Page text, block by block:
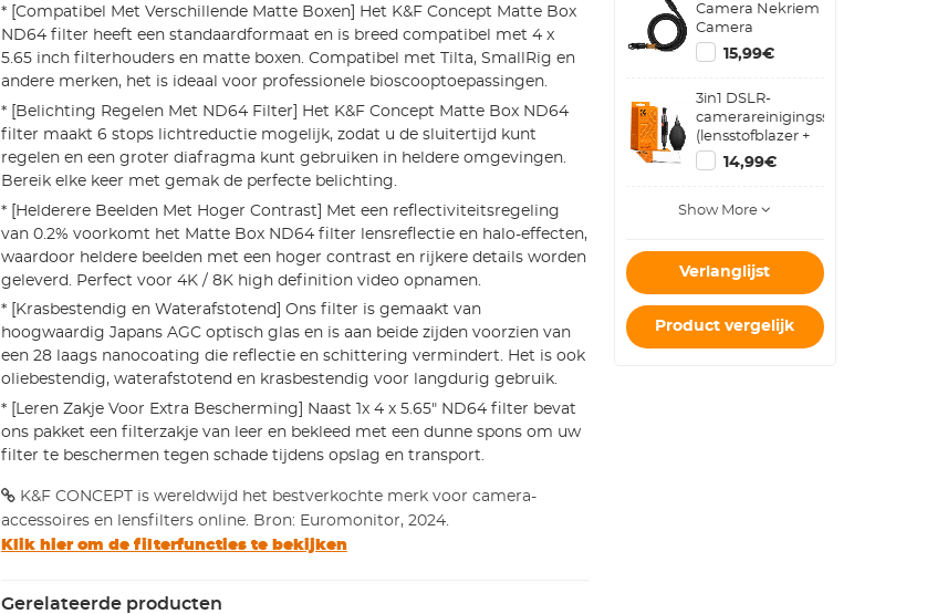
* [Compatibel Met Verschillende Matte Boxen] Het K&F Concept Matte Box
ND64 filter heeft een standaardformaat en is breed compatibel met 4 x
5.65 inch filterhouders en matte boxen. Compatibel met Tilta, SmallRig en
andere merken, het is ideaal voor professionele bioscooptoepassingen.
* [Belichting Regelen Met ND64 Filter] Het K&F Concept Matte Box ND64
filter maakt 6 stops lichtreductie mogelijk, zodat u de sluitertijd kunt
regelen en een groter diafragma kunt gebruiken in heldere omgevingen.
Bereik elke keer met gemak de perfecte belichting.
* [Helderere Beelden Met Hoger Contrast] Met een reflectiviteitsregeling
van 0.2% voorkomt het Matte Box ND64 filter lensreflectie en halo-effecten,
waardoor heldere beelden met een hoger contrast en rijkere details worden
geleverd. Perfect voor 4K / 8K high definition video opnamen.
* [Krasbestendig en Waterafstotend] Ons filter is gemaakt van
hoogwaardig Japans AGC optisch glas en is aan beide zijden voorzien van
een 28 laags nanocoating die reflectie en schittering vermindert. Het is ook
oliebestendig, waterafstotend en krasbestendig voor langdurig gebruik.
* [Leren Zakje Voor Extra Bescherming] Naast 1x 4 x 5.65" ND64 filter bevat
ons pakket een filterzakje van leer en bekleed met een dunne spons om uw
filter te beschermen tegen schade tijdens opslag en transport.
K&F CONCEPT is wereldwijd het bestverkochte merk voor camera-
accessoires en lensfilters online. Bron: Euromonitor, 2024.
Klik hier om de filterfuncties te bekijken
Gerelateerde producten
Camera Nekriem
Camera
Schouderriem
Geschikt voor
Camera's Riem
Urban Wander 05
Zwart
15,99€
3in1 DSLR-
camerareinigingsset
(lensstofblazer +
reinigingspen +
macrovezelreinigingsdoekje)
14,99€
Show More
Verlanglijst
Product vergelijk